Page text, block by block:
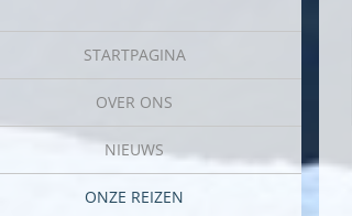
STARTPAGINA
OVER ONS
NIEUWS
ONZE REIZEN